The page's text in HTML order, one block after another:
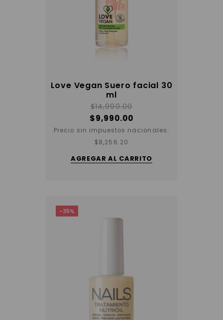
Love Vegan Suero facial 30
ml
$14,990.00
$9,990.00
Precio sin impuestos nacionales:
$8,256.20
AGREGAR AL CARRITO
-35%